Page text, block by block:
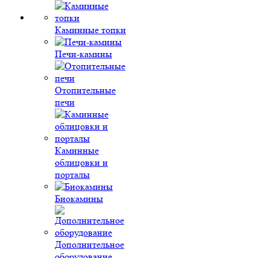
Каминные топки
Печи-камины
Отопительные
печи
Каминные
облицовки и
порталы
Биокамины
Дополнительное